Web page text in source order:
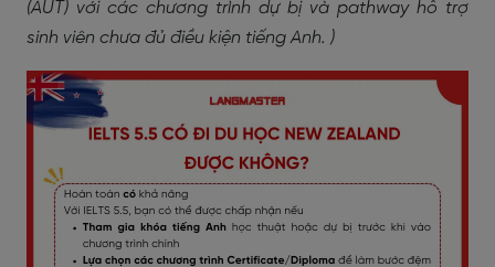
(AUT) với các chương trình dự bị và pathway hỗ trợ
sinh viên chưa đủ điều kiện tiếng Anh. )